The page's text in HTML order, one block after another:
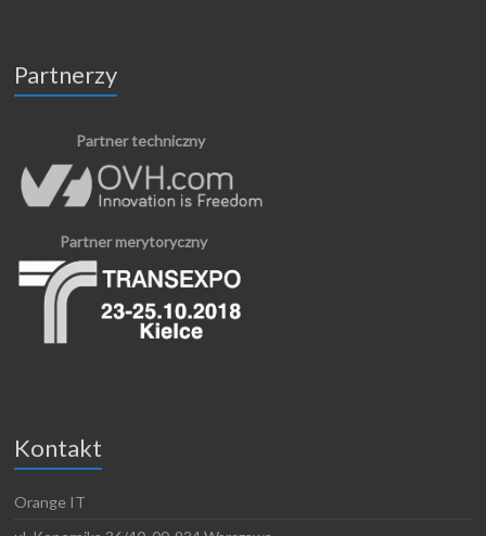
Partnerzy
Partner techniczny
Partner merytoryczny
Kontakt
Orange IT